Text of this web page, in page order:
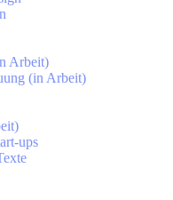
Arbeit)
(in Arbeit)
ups